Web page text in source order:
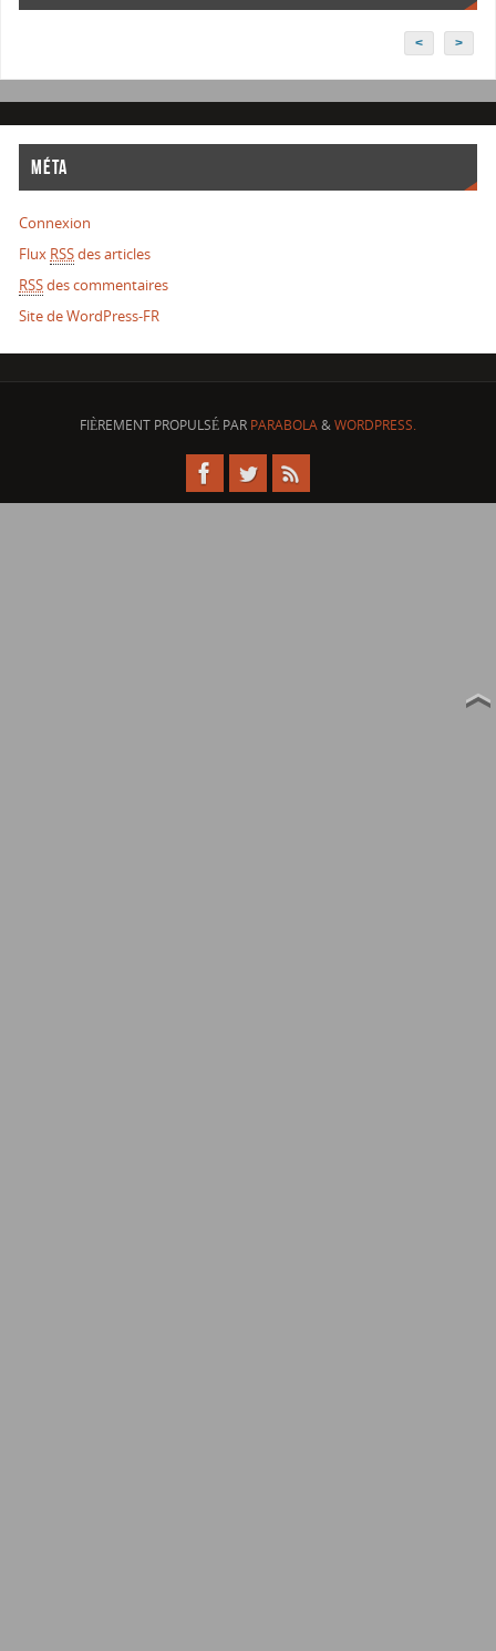
< >
MÉTA
Connexion
Flux RSSdes articles
RSSdes commentaires
Site de WordPress-FR
FIÈREMENT PROPULSÉ PAR PARABOLA&WORDPRESS.